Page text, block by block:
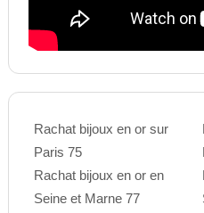
Rachat bijoux en or sur
Paris 75
Rachat bijoux en or en
Seine et Marne 77